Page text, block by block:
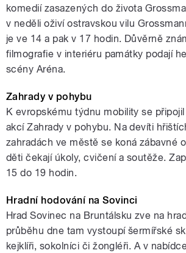
komedií zasazených do života
v neděli oživí ostravskou vilu
je ve 14 a pak v 17 hodin. Důvěrně
filmografie v interiéru památky podají
scény Aréna.
Zahrady v pohybu
K evropskému týdnu mobility se
akcí Zahrady v pohybu. Na devíti
zahradách ve městě se koná zábavné
děti čekají úkoly, cvičení a soutěže.
15 do 19 hodin.
Hradní hodování na Sovinci
Hrad Sovinec na Bruntálsku zve na
průběhu dne tam vystoupí šermířské
kejklíři, sokolníci či žongléři. A v